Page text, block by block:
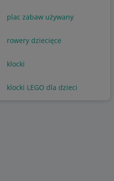
plac zabaw używany
rowery dziecięce
klocki
klocki LEGO dla dzieci